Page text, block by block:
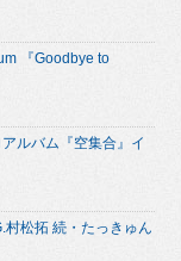
『Goodbye to
ルバム『空集合』イ
村松拓 続・たっきゅん